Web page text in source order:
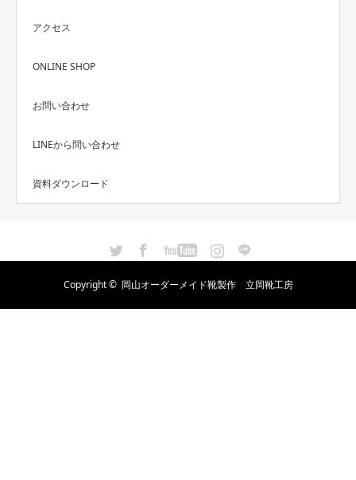
アクセス
ONLINE SHOP
お問い合わせ
LINEから問い合わせ
資料ダウンロード
Instagram
Copyright © 岡山オーダーメイド靴製作 立岡靴工房